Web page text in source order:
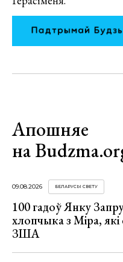
Апошняе
на
09.08.2026 БЕЛАРУСЫ СВЕТУ
100 гадоў Янку
хлопчыка з Міра, які
ЗША